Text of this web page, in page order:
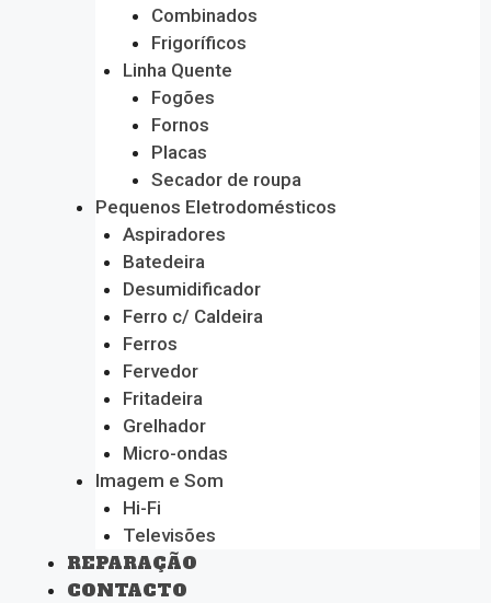
Combinados
Frigoríficos
Linha Quente
Fogões
Fornos
Placas
Secador de roupa
Pequenos Eletrodomésticos
Aspiradores
Batedeira
Desumidificador
Ferro c/ Caldeira
Ferros
Fervedor
Fritadeira
Grelhador
Micro-ondas
Imagem e Som
Hi-Fi
Televisões
REPARAÇÃO
CONTACTO